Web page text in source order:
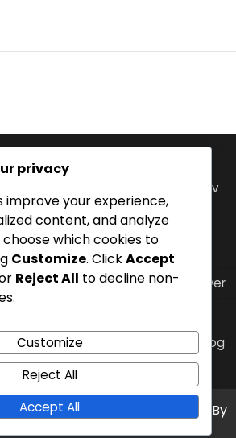
måltidstidspunkt på søvn: Analyse av
for å håndtere nattlig syre
Ulemper, symptomer, alternativer
Strategier for refluks og
Theme: Timely News By
privacy
improve your experience,
content, and analyze
which cookies to
Customize. ClickAccept
Reject All to decline non-
Customize
Reject All
Accept All